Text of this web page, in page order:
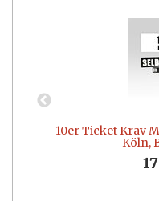
10er Ticket Krav
Köln,